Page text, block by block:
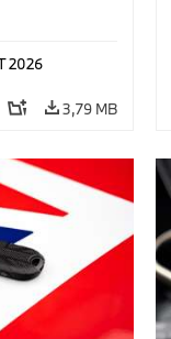
2026
3,79 MB